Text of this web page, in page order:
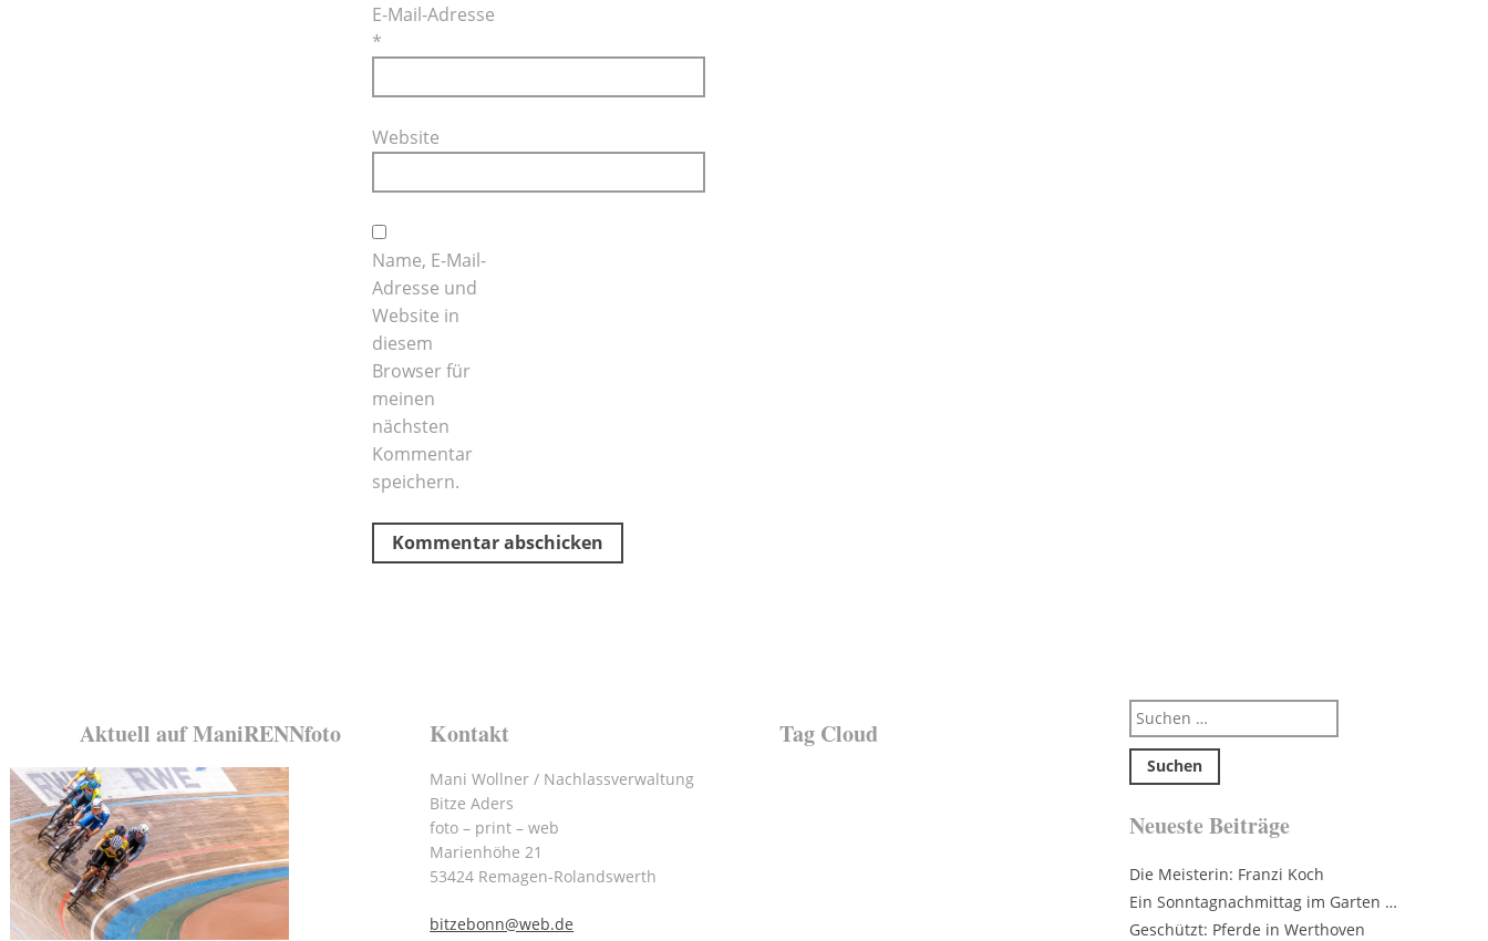
E-Mail-Adresse
*
Website
Name, E-Mail-
Adresse und
Website in
diesem
Browser für
meinen
nächsten
Kommentar
speichern.
Aktuell auf ManiRENNfoto Kontakt
Mani Wollner / Nachlassverwaltung
Bitze Aders
foto – print – web
Marienhöhe 21
53424 Remagen-Rolandswerth
bitzebonn@web.de
Tag Cloud
Suchen
nach:
Neueste Beiträge
Die Meisterin: Franzi Koch
Ein Sonntagnachmittag im Garten …
Geschützt: Pferde in Werthoven